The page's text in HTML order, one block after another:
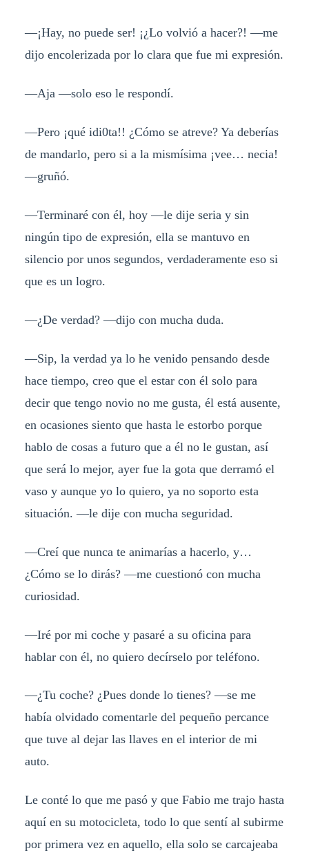
—¡Hay, no puede ser! ¡¿Lo volvió a hacer?! —me
dijo encolerizada por lo clara que fue mi expresión.
—Aja —solo eso le respondí.
—Pero ¡qué idi0ta!! ¿Cómo se atreve? Ya deberías
de mandarlo, pero si a la mismísima ¡vee… necia!
—gruñó.
—Terminaré con él, hoy —le dije seria y sin
ningún tipo de expresión, ella se mantuvo en
silencio por unos segundos, verdaderamente eso si
que es un logro.
—¿De verdad? —dijo con mucha duda.
—Sip, la verdad ya lo he venido pensando desde
hace tiempo, creo que el estar con él solo para
decir que tengo novio no me gusta, él está ausente,
en ocasiones siento que hasta le estorbo porque
hablo de cosas a futuro que a él no le gustan, así
que será lo mejor, ayer fue la gota que derramó el
vaso y aunque yo lo quiero, ya no soporto esta
situación. —le dije con mucha seguridad.
—Creí que nunca te animarías a hacerlo, y…
¿Cómo se lo dirás? —me cuestionó con mucha
curiosidad.
—Iré por mi coche y pasaré a su oficina para
hablar con él, no quiero decírselo por teléfono.
—¿Tu coche? ¿Pues donde lo tienes? —se me
había olvidado comentarle del pequeño percance
que tuve al dejar las llaves en el interior de mi
auto.
Le conté lo que me pasó y que Fabio me trajo hasta
aquí en su motocicleta, todo lo que sentí al subirme
por primera vez en aquello, ella solo se carcajeaba